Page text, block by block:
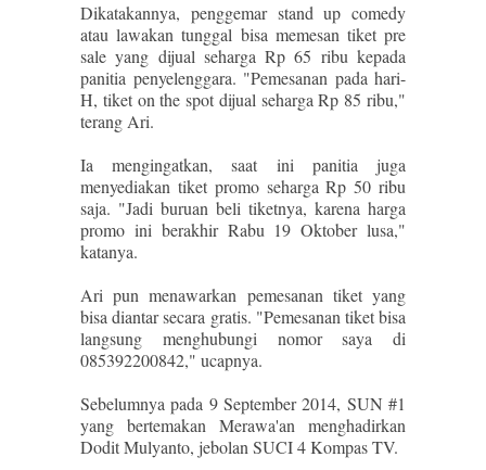
Dikatakannya, penggemar stand up comedy
atau lawakan tunggal bisa memesan tiket pre
sale yang dijual seharga Rp 65 ribu kepada
panitia penyelenggara. "Pemesanan pada hari-
H, tiket on the spot dijual seharga Rp 85 ribu,"
terang Ari.
Ia mengingatkan, saat ini panitia juga
menyediakan tiket promo seharga Rp 50 ribu
saja. "Jadi buruan beli tiketnya, karena harga
promo ini berakhir Rabu 19 Oktober lusa,"
katanya.
Ari pun menawarkan pemesanan tiket yang
bisa diantar secara gratis. "Pemesanan tiket bisa
langsung menghubungi nomor saya di
085392200842," ucapnya.
Sebelumnya pada 9 September 2014, SUN #1
yang bertemakan Merawa'an menghadirkan
Dodit Mulyanto, jebolan SUCI 4 Kompas TV.